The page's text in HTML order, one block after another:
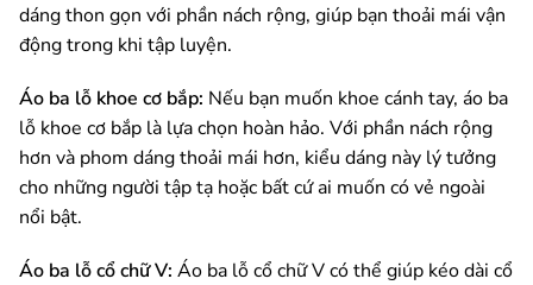
dáng thon gọn với phần nách rộng, giúp bạn thoải mái vận
động trong khi tập luyện.
Áo ba lỗ khoe cơ bắp: Nếu bạn muốn khoe cánh tay, áo ba
lỗ khoe cơ bắp là lựa chọn hoàn hảo. Với phần nách rộng
hơn và phom dáng thoải mái hơn, kiểu dáng này lý tưởng
cho những người tập tạ hoặc bất cứ ai muốn có vẻ ngoài
nổi bật.
Áo ba lỗ cổ chữ V: Áo ba lỗ cổ chữ V có thể giúp kéo dài cổ